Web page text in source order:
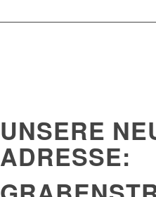
UNSERE
ADRESSE: